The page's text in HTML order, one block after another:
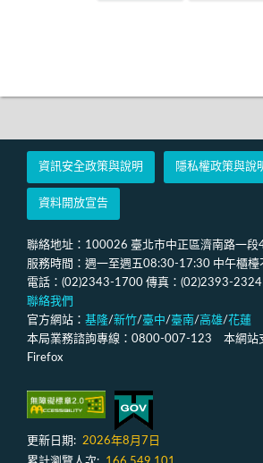
資訊安全政策與說明 隱私權政策與說
資料開放宣告
聯絡地址：100026 臺北市中正區濟南路一段
服務時間：週一至週五08:30-17:30 中午櫃
電話：(02)2343-1700 傳真：(02)2393-
聯絡我們
官方網站： 基隆/新竹/臺中/臺南/高雄/花蓮
本局業務諮詢專線：0800-007-123 本網站
Firefox
更新日期: 2026年8月7日